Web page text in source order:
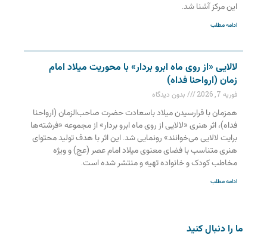
این مرکز آشنا شد.
ادامه مطلب
لالایی «از روی ماه ابرو بردار» با محوریت میلاد امام
زمان (ارواحنا فداه)
فوریه 7, 2026
بدون دیدگاه
همزمان با فرارسیدن میلاد باسعادت حضرت صاحب‌الزمان (ارواحنا
فداه)، اثر هنری «لالایی از روی ماه ابرو بردار» از مجموعه «فرشته‌ها
برایت لالایی می‌خوانند» رونمایی شد. این اثر با هدف تولید محتوای
هنری متناسب با فضای معنوی میلاد امام عصر (عج) و ویژه
مخاطب کودک و خانواده تهیه و منتشر شده است.
ادامه مطلب
ما را دنبال کنید